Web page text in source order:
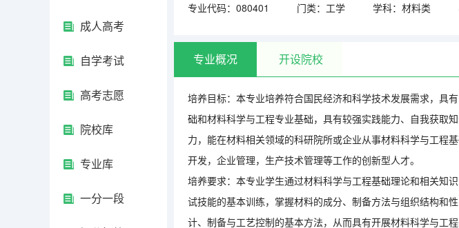
成人高考
自学考试
高考志愿
院校库
专业库
一分一段
专业代码：080401 门类：工学 学科：材料类
专业概况 开设院校
培养目标：本专业培养符合国民经济和科学技术发展需求，具
础和材料科学与工程专业基础，具有较强实践能力、自我获取
力，能在材料相关领域的科研院所或企业从事材料科学与工程
开发，企业管理，生产技术管理等工作的创新型人才。
培养要求：本专业学生通过材料科学与工程基础理论和相关知
试技能的基本训练，掌握材料的成分、制备方法与组织结构和
计、制备与工艺控制的基本方法，从而具有开展材料科学与工